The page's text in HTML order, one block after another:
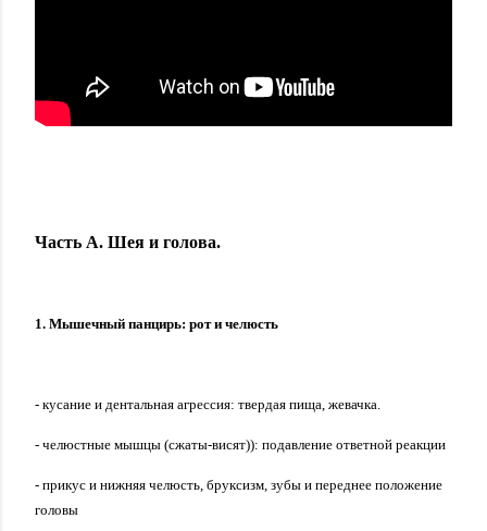
Часть А. Шея и голова.
1. Мышечный панцирь: рот и челюсть
- кусание и дентальная агрессия: твердая пища, жевачка.
- челюстные мышцы (сжаты-висят)): подавление ответной реакции
- прикус и нижняя челюсть, бруксизм, зубы и переднее положение
головы